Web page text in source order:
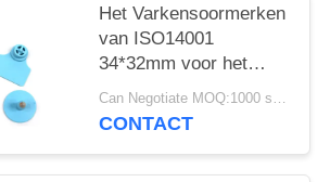
Het Varkensoormerken
van ISO14001
34*32mm voor het
Beheer van de
Veeboerderij
Can Negotiate MOQ:1000 stukken
CONTACT